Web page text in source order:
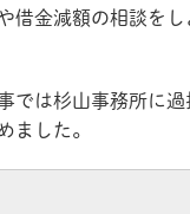
借金減額の相談を
では杉山事務所に
ました。